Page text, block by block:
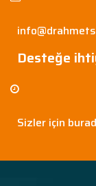
Desteğe
Sizler için